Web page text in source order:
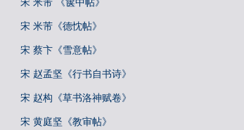
宋 米芾《德忱帖》
宋 蔡卞《雪意帖》
宋 赵孟坚《行书自书诗》
宋 赵构《草书洛神赋卷》
宋 黄庭坚《教审帖》